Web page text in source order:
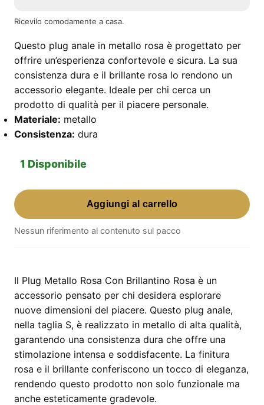
Ricevilo comodamente a casa.
Questo plug anale in metallo rosa è progettato per
offrire un’esperienza confortevole e sicura. La sua
consistenza dura e il brillante rosa lo rendono un
accessorio elegante. Ideale per chi cerca un
prodotto di qualità per il piacere personale.
Materiale: metallo
Consistenza: dura
1 Disponibile
Plug
Metallo
Rosa
Con
–
taglia
S
quantità
Aggiungi al carrello
Nessun riferimento al contenuto sul pacco
Il Plug Metallo Rosa Con Brillantino Rosa è un
accessorio pensato per chi desidera esplorare
nuove dimensioni del piacere. Questo plug anale,
nella taglia S, è realizzato in metallo di alta qualità,
garantendo una consistenza dura che offre una
stimolazione intensa e soddisfacente. La finitura
rosa e il brillante conferiscono un tocco di eleganza,
rendendo questo prodotto non solo funzionale ma
anche esteticamente gradevole.